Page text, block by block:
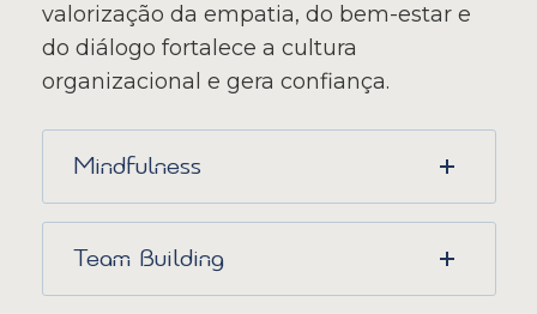
valorização da empatia, do bem-estar e
do diálogo fortalece a cultura
organizacional e gera confiança.
Mindfulness
Team Building